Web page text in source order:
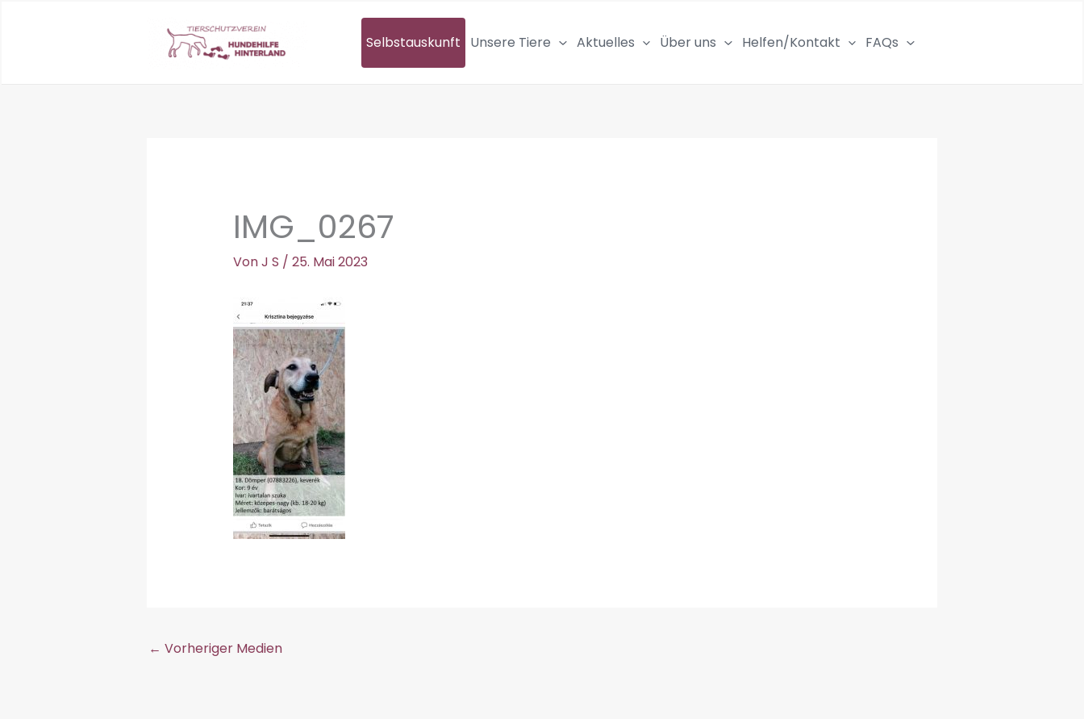
Selbstauskunft Unsere Tiere Aktuelles Über uns Helfen/Kontakt FAQs
IMG_0267
VonJ S / 25. Mai 2023
← Vorheriger Medien